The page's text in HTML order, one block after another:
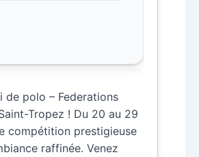
de polo – Federations
Tropez ! Du 20 au 29
compétition prestigieuse
raffinée. Venez